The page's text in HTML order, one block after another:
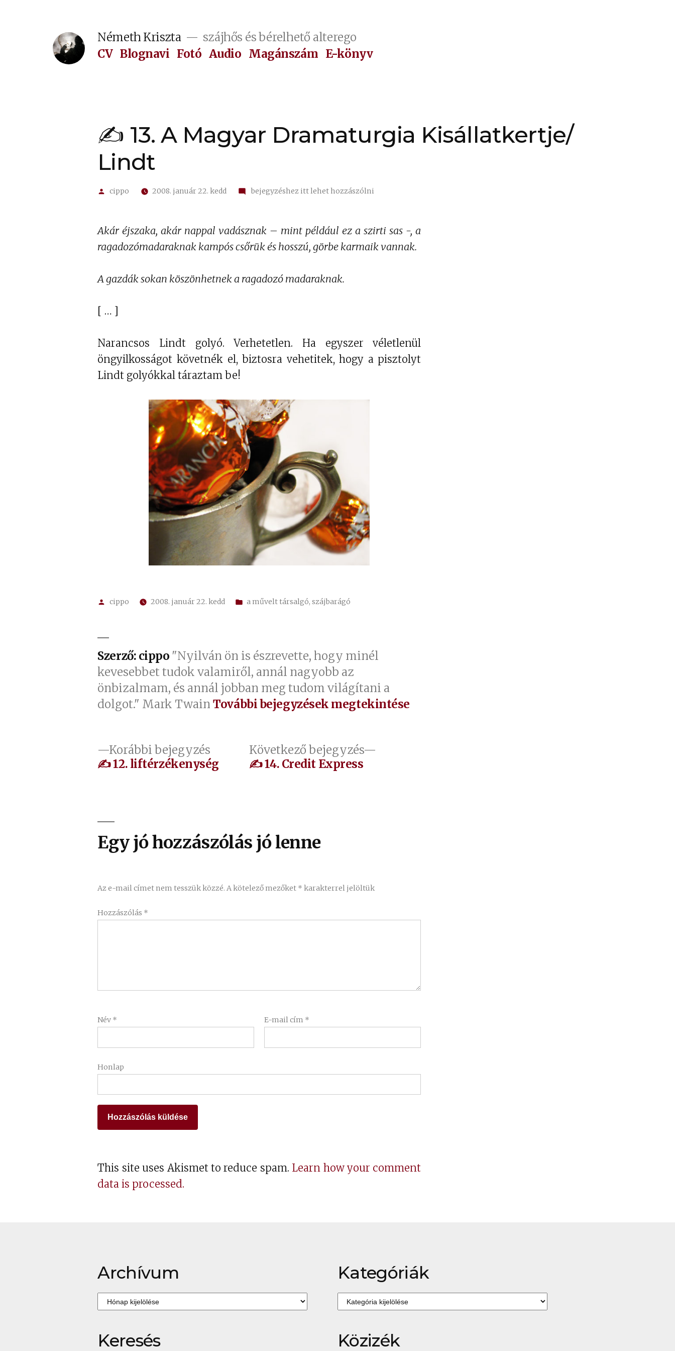
Németh Kriszta
szájhős és bérelhető alterego
CV Blognavi Fotó Audio Magánszám E-könyv
✍ 13. A Magyar Dramaturgia Kisállatkertje/
Lindt
Szerző:
cippo 2008. január 22. kedd
on
Magyar
Dramaturgia
bejegyzéshez itt lehet hozzászólni
Akár éjszaka, akár nappal vadásznak – mint például ez a szirti sas -, a
ragadozómadaraknak kampós csőrük és hosszú, görbe karmaik vannak.
A gazdák sokan köszönhetnek a ragadozó madaraknak.
[ … ]
Narancsos Lindt golyó. Verhetetlen. Ha egyszer véletlenül
öngyilkosságot követnék el, biztosra vehetitek, hogy a pisztolyt
Lindt golyókkal táraztam be!
Szerző:
cippo 2008. január 22. kedd Kategória:
a művelt társalgó, szájbarágó
Szerző: cippo "Nyilván ön is észrevette, hogy minél
kevesebbet tudok valamiről, annál nagyobb az
önbizalmam, és annál jobban meg tudom világítani a
dolgot." Mark TwainTovábbi bejegyzések megtekintése
Bejegyzés Korábbi bejegyzés
bejegyzés:
✍ 12. liftérzékenység
Következő bejegyzés
✍ 14. Credit Express
Egy jó hozzászólás jó lenne
Az e-mail címet nem tesszük közzé. A kötelező mezőket * karakterrel jelöltük
Hozzászólás *
Név * E-mail cím *
Honlap
This site uses Akismet to reduce spam. Learn how your comment
data is processed.
Archívum
Archívum
Kategóriák
Kategóriák
Keresés Közizék